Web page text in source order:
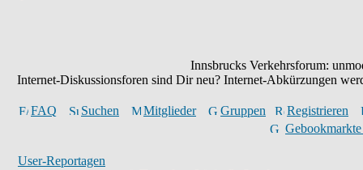
Innsbrucks Verkehrsforum:
Internet-Diskussionsforen sind Dir neu? Internet-Abkürzungen
FAQ Suchen Mitglieder Gruppen
Registrieren
User-Reportagen